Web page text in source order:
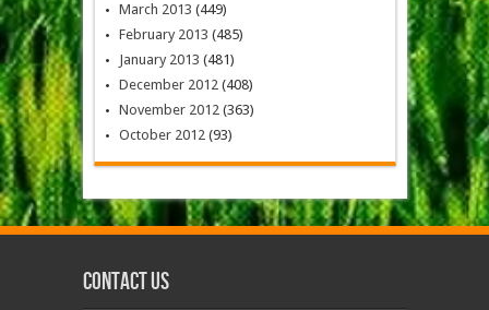
March 2013 (449)
February 2013 (485)
January 2013 (481)
December 2012(408)
November 2012(363)
October 2012(93)
Contact us